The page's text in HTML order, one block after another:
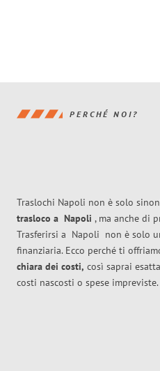
PERCHÉ NOI?
Traslochi Napoli non è solo
trasloco a Napoli , ma anche di
Trasferirsi a Napoli non è solo
finanziaria. Ecco perché ti
chiara dei costi, così saprai
costi nascosti o spese impreviste.